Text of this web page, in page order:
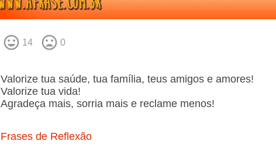
14 0
Valorize tua saúde, tua família, teus amigos e amores!
Valorize tua vida!
Agradeça mais, sorria mais e reclame menos!
Frases de Reflexão